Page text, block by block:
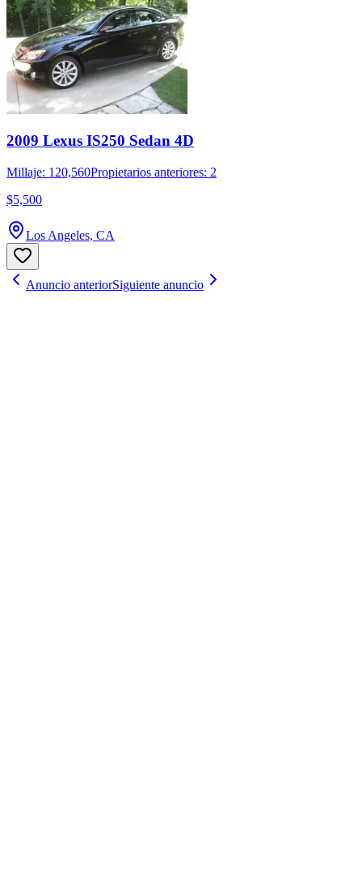
2009 Lexus IS250 Sedan 4D
Millaje: 120,560Propietarios anteriores: 2
$5,500
Los Angeles, CA
Anuncio anteriorSiguiente anuncio